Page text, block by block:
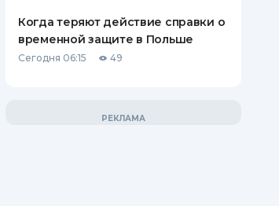
Когда теряют действие справки о
временной защите в Польше
Сегодня 06:15 49